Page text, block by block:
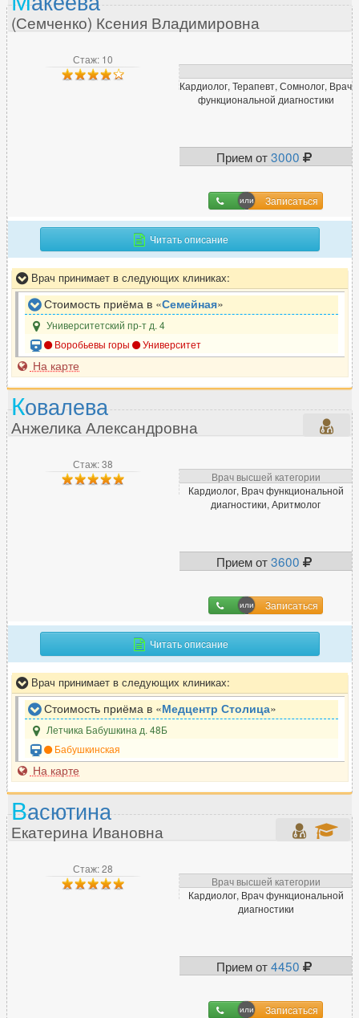
Стаж: 10
Кардиолог, Терапевт, Сомнолог, Врач
функциональной диагностики
Прием от3000
Записаться
(Семченко) Ксения Владимировна
Читать описание
Врач принимает в следующих клиниках:
Стоимость приёма в «Семейная»
Университетский пр-т д. 4
Воробьевы горы
Университет
На карте
Стаж: 38
Врач высшей категории
Кардиолог, Врач функциональной
диагностики, Аритмолог
Прием от3600
Записаться
Ковалева
Анжелика Александровна
Читать описание
Врач принимает в следующих клиниках:
Стоимость приёма в «Медцентр Столица»
Летчика Бабушкина д. 48Б
Бабушкинская
На карте
Стаж: 28
Врач высшей категории
Кардиолог, Врач функциональной
диагностики
Прием от4450
Записаться
Васютина
Екатерина Ивановна